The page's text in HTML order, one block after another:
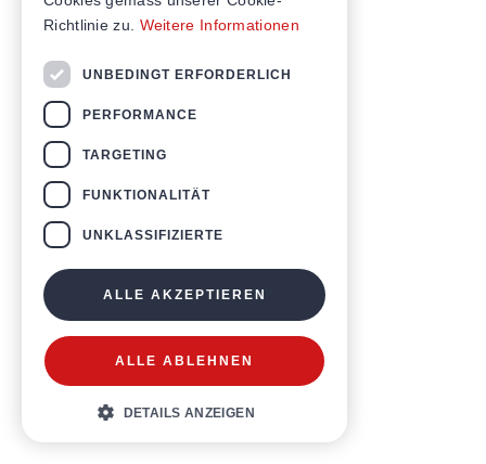
Richtlinie zu. Weitere Informationen
UNBEDINGT ERFORDERLICH
PERFORMANCE
TARGETING
FUNKTIONALITÄT
UNKLASSIFIZIERTE
ALLE AKZEPTIEREN
ALLE ABLEHNEN
DETAILS ANZEIGEN